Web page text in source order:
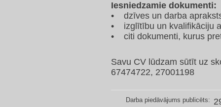
Iesniedzamie dokumenti:
• dzīves un darba
• izglītību un kvalifikāciju
• citi dokumenti, kurus
Savu CV lūdzam sūtīt uz
67474722, 27001198
Darba piedāvājums publicēts: